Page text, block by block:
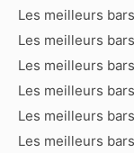
Les meilleurs
Les meilleurs
Les meilleurs
Les meilleurs
Les meilleurs
Les meilleurs